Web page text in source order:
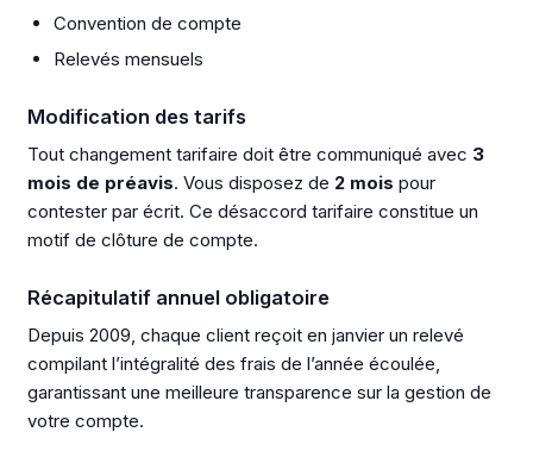
Convention de compte
Relevés mensuels
Modification des tarifs
Tout changement tarifaire doit être communiqué avec 3
mois de préavis. Vous disposez de 2 mois pour
contester par écrit. Ce désaccord tarifaire constitue un
motif de clôture de compte.
Récapitulatif annuel obligatoire
Depuis 2009, chaque client reçoit en janvier un relevé
compilant l’intégralité des frais de l’année écoulée,
garantissant une meilleure transparence sur la gestion de
votre compte.